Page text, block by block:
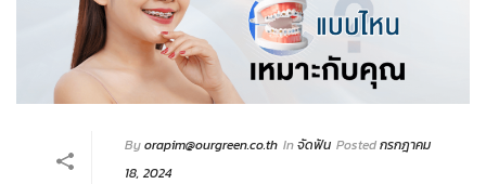
Byorapim@ourgreen.co.th Inจัดฟัน Postedกรกฎาคม
18, 2024